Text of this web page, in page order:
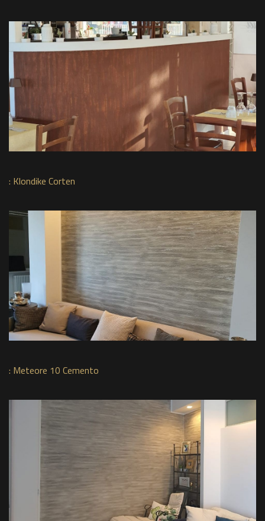
: Klondike Corten
: Meteore 10 Cemento